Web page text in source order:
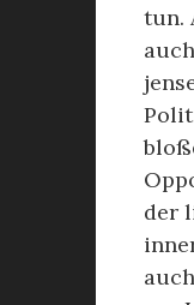
tun.
der